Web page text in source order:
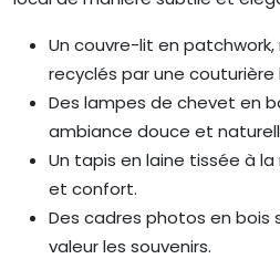
Un couvre-lit en
recyclés par une couturière
Des lampes de chevet en
ambiance douce et
Un tapis en laine tissée à
et confort.
Des cadres photos en
valeur les souvenirs.